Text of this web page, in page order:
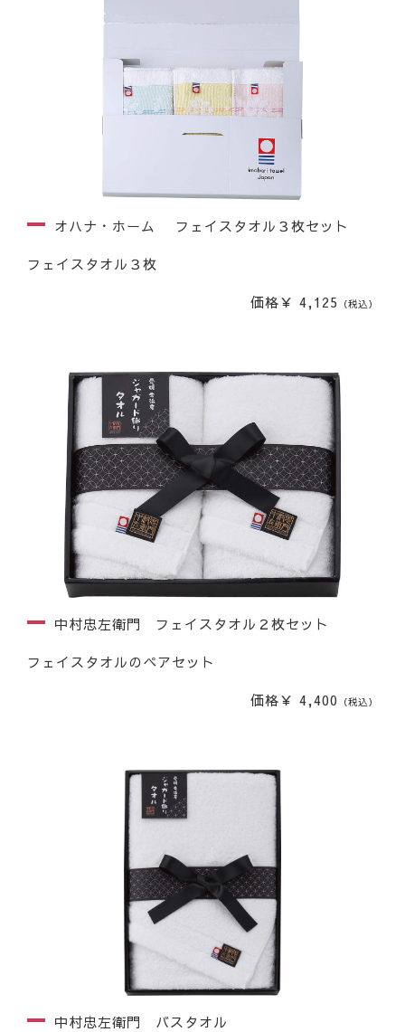
オハナ・ホーム フェイスタオル３枚セット
フェイスタオル３枚
価格￥ 4,125 （税込）
中村忠左衛門 フェイスタオル２枚セット
フェイスタオルのペアセット
価格￥ 4,400 （税込）
中村忠左衛門 バスタオル